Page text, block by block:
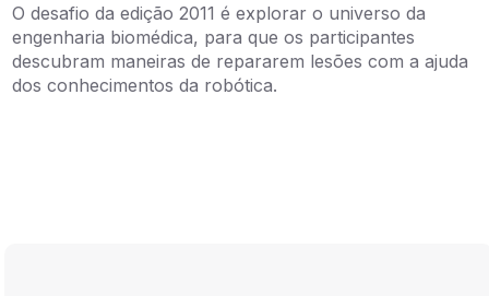
O desafio da edição 2011 é explorar o universo da
engenharia biomédica, para que os participantes
descubram maneiras de repararem lesões com a ajuda
dos conhecimentos da robótica.